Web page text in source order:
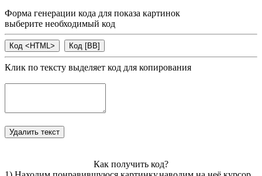
Форма генерации кода для показа картинок
выберите необходимый код
Клик по тексту выделяет код для копирования
Как получить код?